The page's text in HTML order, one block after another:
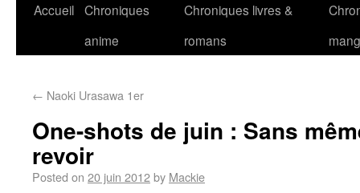
Accueil Chroniques
anime
Chroniques livres &
romans
← Naoki Urasawa 1er
One-shots de juin : Sans
revoir
Posted on 20 juin 2012by Mackie